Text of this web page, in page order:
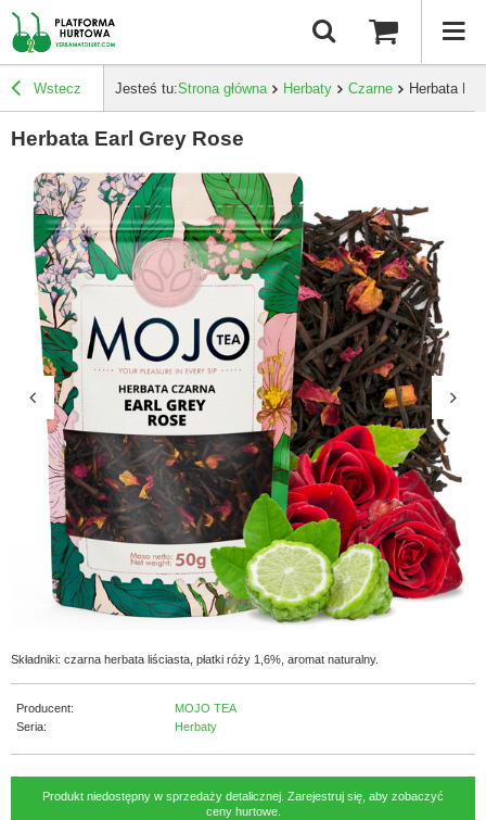
Wstecz Jesteś tu:Strona główna Herbaty Czarne Herbata
Herbata Earl Grey Rose
Składniki: czarna herbata liściasta, płatki róży 1,6%, aromat naturalny.
Producent:
MOJO TEA
Seria:
Herbaty
Produkt niedostępny w sprzedaży detalicznej. Zarejestruj się, aby zobaczyć
ceny hurtowe.